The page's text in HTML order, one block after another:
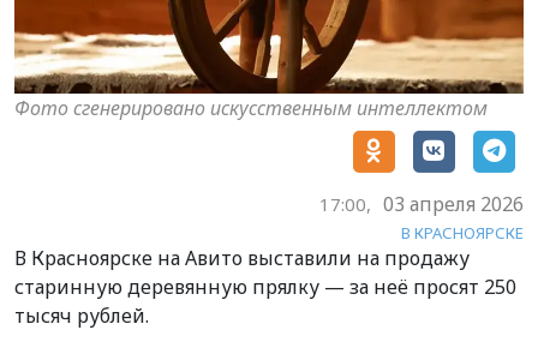
Фото сгенерировано искусственным интеллектом
17:00, 03 апреля 2026
В КРАСНОЯРСКЕ
В Красноярске на Авито выставили на продажу
старинную деревянную прялку — за неё просят 250
тысяч рублей.